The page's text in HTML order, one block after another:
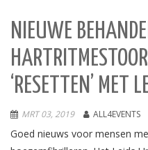
NIEUWE
‘RESETTEN’ MET
MRT 03, 2019 ALL4EVENTS
Goed nieuws voor mensen